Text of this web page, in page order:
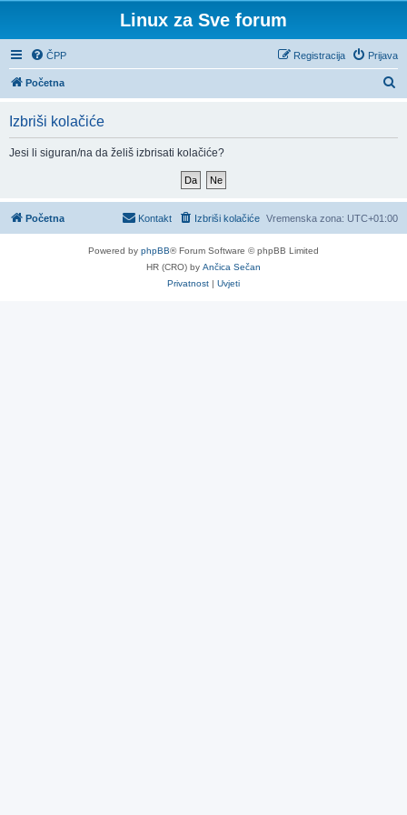
Linux za Sve forum
ČPP Prijava
Registracija
Početna
n
Izbriši kolačiće
Jesi li siguran/na da želiš izbrisati kolačiće?
Početna Vremenska zona: UTC+01:00
Izbriši kolačiće
Kontakt
Powered by phpBB® Forum Software © phpBB Limited
HR (CRO) by Ančica Sečan
Privatnost | Uvjeti